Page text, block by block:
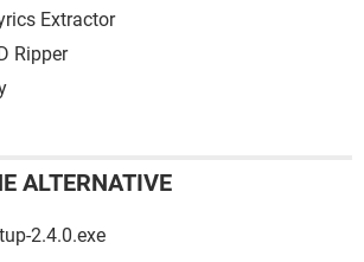
Extractor
Ripper
ALTERNATIVE
2.4.0.exe